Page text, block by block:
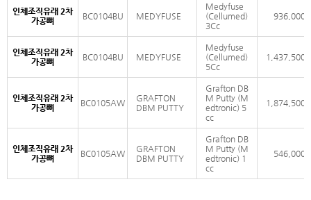
인체조직유래 2차
가공뼈
BC0104BU MEDYFUSE
Medyfuse
(Cellumed)
3Cc
936,000
인체조직유래 2차
가공뼈
BC0104BU MEDYFUSE
Medyfuse
(Cellumed)
5Cc
1,437,500
인체조직유래 2차
가공뼈
BC0105AW
GRAFTON
DBM PUTTY
Grafton DB
M Putty (M
edtronic) 5
cc
1,874,500
인체조직유래 2차
가공뼈
BC0105AW
GRAFTON
DBM PUTTY
Grafton DB
M Putty (M
edtronic) 1
cc
546,000